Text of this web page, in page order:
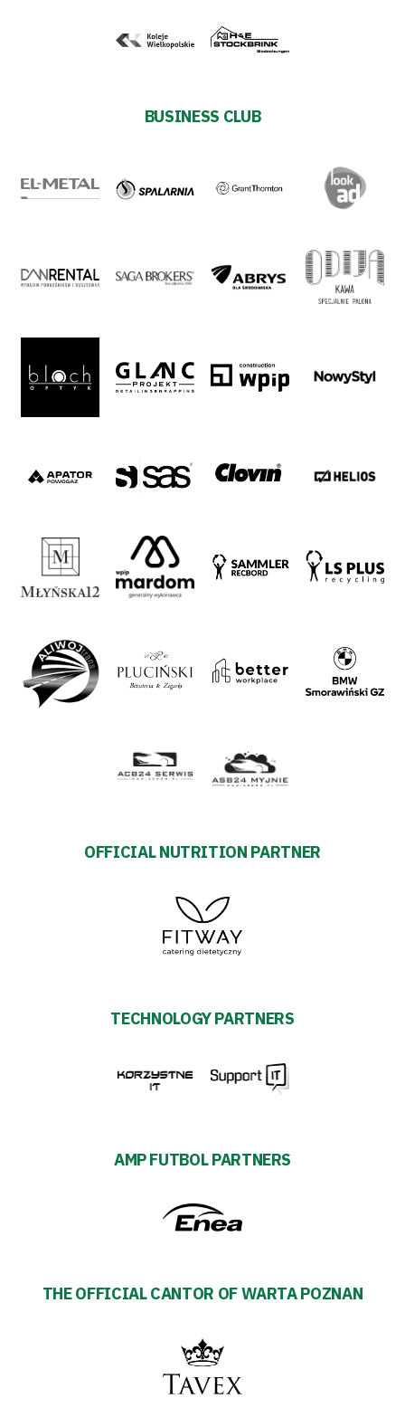
BUSINESS CLUB
OFFICIAL NUTRITION PARTNER
TECHNOLOGY PARTNERS
AMP FUTBOL PARTNERS
THE OFFICIAL CANTOR OF WARTA POZNAN